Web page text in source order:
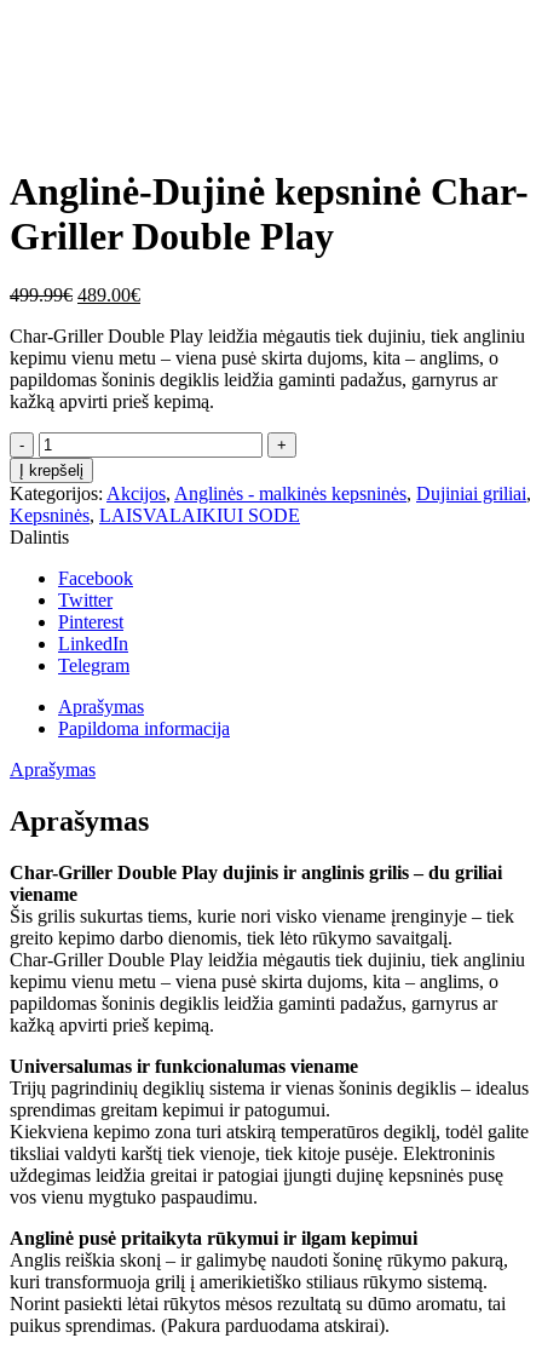
Anglinė-Dujinė kepsninė Char-
Griller Double Play
499.99€ Original
was:
499.99€.
489.00€Current
is:
489.00€.
Char-Griller Double Play leidžia mėgautis tiek dujiniu, tiek angliniu
kepimu vienu metu – viena pusė skirta dujoms, kita – anglims, o
papildomas šoninis degiklis leidžia gaminti padažus, garnyrus ar
kažką apvirti prieš kepimą.
Kiekis
Į krepšelį
Kategorijos: Akcijos, Anglinės - malkinės kepsninės, Dujiniai griliai,
Kepsninės, LAISVALAIKIUI SODE
Dalintis
Facebook
Twitter
Pinterest
LinkedIn
Telegram
Aprašymas
Papildoma informacija
Aprašymas
Aprašymas
Char-Griller Double Play dujinis ir anglinis grilis – du griliai
viename
Šis grilis sukurtas tiems, kurie nori visko viename įrenginyje – tiek
greito kepimo darbo dienomis, tiek lėto rūkymo savaitgalį.
Char-Griller Double Play leidžia mėgautis tiek dujiniu, tiek angliniu
kepimu vienu metu – viena pusė skirta dujoms, kita – anglims, o
papildomas šoninis degiklis leidžia gaminti padažus, garnyrus ar
kažką apvirti prieš kepimą.
Universalumas ir funkcionalumas viename
Trijų pagrindinių degiklių sistema ir vienas šoninis degiklis – idealus
sprendimas greitam kepimui ir patogumui.
Kiekviena kepimo zona turi atskirą temperatūros degiklį, todėl galite
tiksliai valdyti karštį tiek vienoje, tiek kitoje pusėje. Elektroninis
uždegimas leidžia greitai ir patogiai įjungti dujinę kepsninės pusę
vos vienu mygtuko paspaudimu.
Anglinė pusė pritaikyta rūkymui ir ilgam kepimui
Anglis reiškia skonį – ir galimybę naudoti šoninę rūkymo pakurą,
kuri transformuoja grilį į amerikietiško stiliaus rūkymo sistemą.
Norint pasiekti lėtai rūkytos mėsos rezultatą su dūmo aromatu, tai
puikus sprendimas. (Pakura parduodama atskirai).